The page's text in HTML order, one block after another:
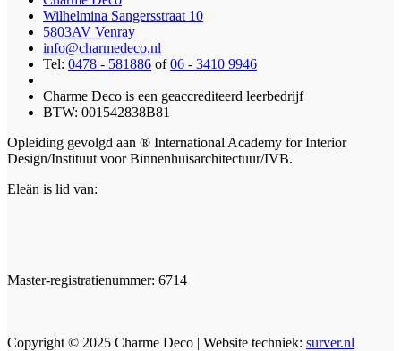
Wilhelmina Sangersstraat 10
5803AV Venray
info@charmedeco.nl
Tel: 0478 - 581886 of06 - 3410 9946
Charme Deco is een geaccrediteerd leerbedrijf
BTW: 001542838B81
Opleiding gevolgd aan ® International Academy for Interior
Design/Instituut voor Binnenhuisarchitectuur/IVB.
Eleän is lid van:
Master-registratienummer: 6714
Copyright © 2025 Charme Deco | Website techniek: surver.nl